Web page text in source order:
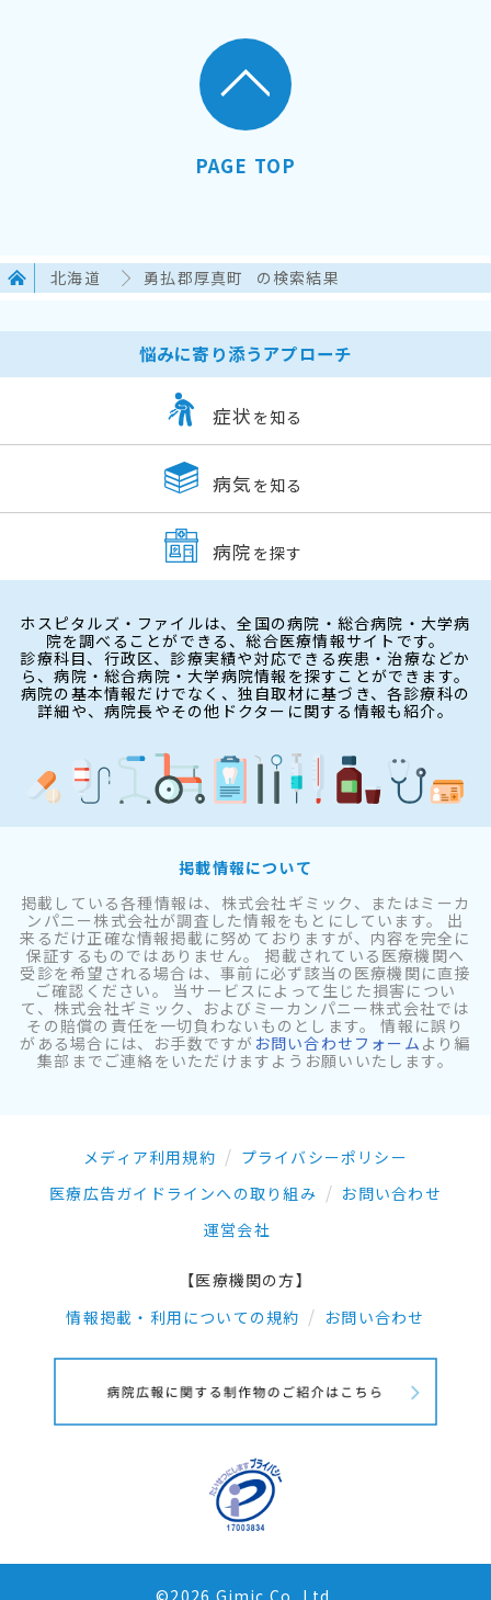
PAGE TOP
北海道 勇払郡厚真町 の検索結果
悩みに寄り添うアプローチ
症状 を知る
病気 を知る
病院 を探す
ホスピタルズ・ファイルは、全国の病院・総合病院・大学病
院を調べることができる、総合医療情報サイトです。
診療科目、行政区、診療実績や対応できる疾患・治療などか
ら、病院・総合病院・大学病院情報を探すことができます。
病院の基本情報だけでなく、独自取材に基づき、各診療科の
詳細や、病院長やその他ドクターに関する情報も紹介。
掲載情報について
掲載している各種情報は、株式会社ギミック、またはミーカ
ンパニー株式会社が調査した情報をもとにしています。 出
来るだけ正確な情報掲載に努めておりますが、内容を完全に
保証するものではありません。 掲載されている医療機関へ
受診を希望される場合は、事前に必ず該当の医療機関に直接
ご確認ください。 当サービスによって生じた損害につい
て、株式会社ギミック、およびミーカンパニー株式会社では
その賠償の責任を一切負わないものとします。 情報に誤り
がある場合には、お手数ですが お問い合わせフォーム より編
集部までご連絡をいただけますようお願いいたします。
メディア利用規約
プライバシーポリシー
医療広告ガイドラインへの取り組み
お問い合わせ
運営会社
【医療機関の方】
情報掲載・利用についての規約
お問い合わせ